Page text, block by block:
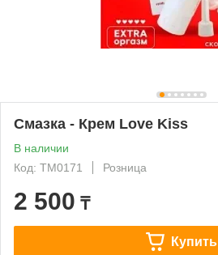
Смазка - Крем Love Kiss
В наличии
Код: ТМ0171
Розница
2 500 ₸
Купить